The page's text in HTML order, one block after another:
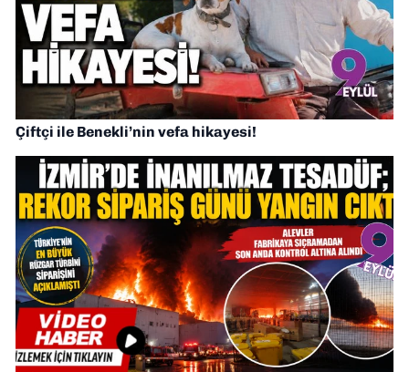
Çiftçi ile Benekli’nin vefa hikayesi!